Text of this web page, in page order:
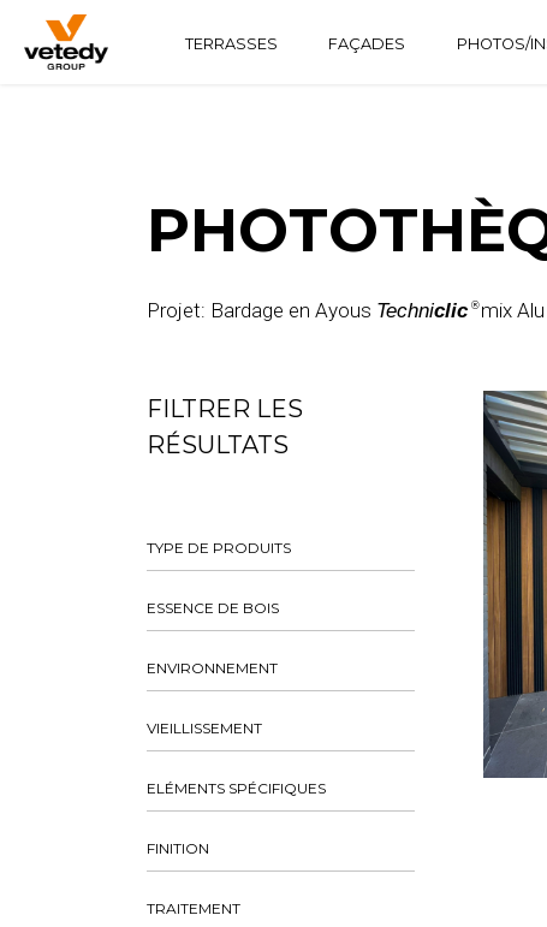
TERRASSES
FAÇADES
PHOTOS/
Projet: Bardage en Ayous Techniclic ®mix Alu
FILTRER LES
RÉSULTATS
TYPE DE PRODUITS
ESSENCE DE BOIS
ENVIRONNEMENT
VIEILLISSEMENT
ELÉMENTS SPÉCIFIQUES
FINITION
TRAITEMENT